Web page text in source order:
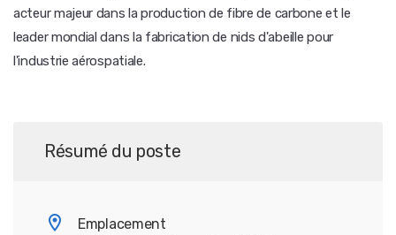
acteur majeur dans la production de fibre de carbone et le
leader mondial dans la fabrication de nids d'abeille pour
l'industrie aérospatiale.
Résumé du poste
Emplacement